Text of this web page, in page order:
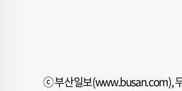
ⓒ 부산일보(www.busan.com),